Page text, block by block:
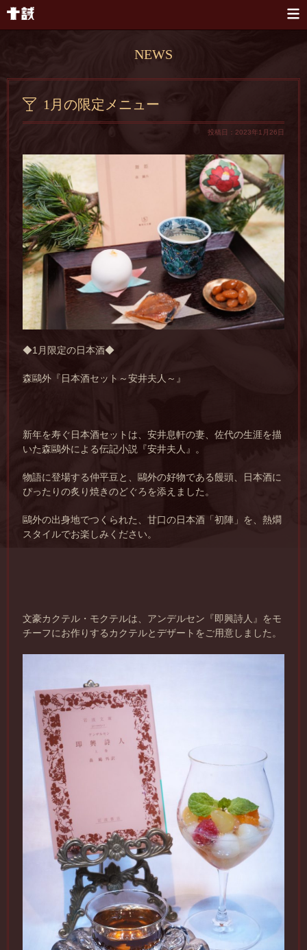
NEWS
1月の限定メニュー
投稿日：2023年1月26日
◆1月限定の日本酒◆
森鷗外『日本酒セット～安井夫人～』
新年を寿ぐ日本酒セットは、安井息軒の妻、佐代の生涯を描
いた森鷗外による伝記小説『安井夫人』。
物語に登場する仲平豆と、鷗外の好物である饅頭、日本酒に
ぴったりの炙り焼きのどぐろを添えました。
鷗外の出身地でつくられた、甘口の日本酒「初陣」を、熱燗
スタイルでお楽しみください。
文豪カクテル・モクテルは、アンデルセン『即興詩人』をモ
チーフにお作りするカクテルとデザートをご用意しました。